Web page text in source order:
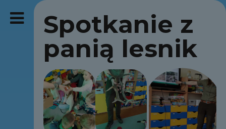
Spotkanie z
panią lesnik